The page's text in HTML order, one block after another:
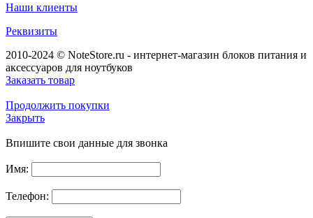
Наши клиенты
Реквизиты
2010-2024 © NoteStore.ru - интернет-магазин блоков питания и
аксессуаров для ноутбуков
Заказать товар
Продолжить покупки
Закрыть
Впишите свои данные для звонка
Имя:
Телефон: